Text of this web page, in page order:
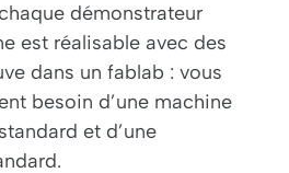
démonstrateur
est réalisable avec des
dans un fablab : vous
besoin d’une machine
et d’une